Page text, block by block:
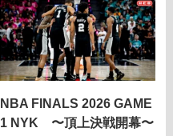
NBA FINALS 2026 GAME
1 NYK 〜頂上決戦開幕〜